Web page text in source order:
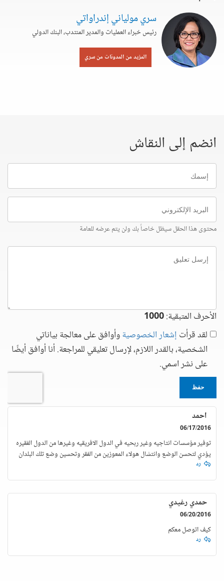
سري مولياني إندراواتي
رئيس خبراء العمليات والمدير المنتدب، البنك الدولي
المزيد من المدونات من سري
انضم إلى النقاش
إسمك
البريد
الإلكتروني
محتوى هذا الحقل سيظل خاصاً بك ولن يتم عرضه للعامة
إرسل
تعليق
الأحرف المتبقية:1000
لقد قرأت إشعار الخصوصيةوأوافق على معالجة بياناتي
الشخصية، بالقدر اللازم، لإرسال تعليقي للمراجعة. أنا أوافق أيضًا
على نشر اسمي.
حفظ
احمد
06/17/2016
توفير مؤسسات انتاجيه وغير ربحيه في الدول الافريقيه وغيرها من الدول الفقيره
يؤدي لتحسن الوضع وانتشال هولاء المعوزين من الفقر وتحسين وضع تلك البلدان
رد
حمدي رغيدي
06/20/2016
كيف اتوصل معكم
رد